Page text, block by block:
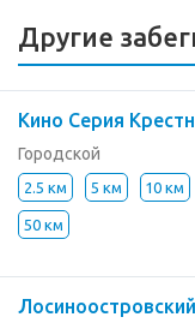
Другие
Кино Серия
Городской
2.5 км 5 км 10 км
50 км